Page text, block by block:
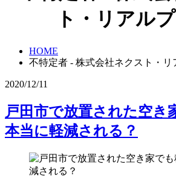
ト・リアル
HOME
不特定者 - 株式会社ネクスト・リ
2020/12/11
戸田市で放置された空き
本当に軽減される？